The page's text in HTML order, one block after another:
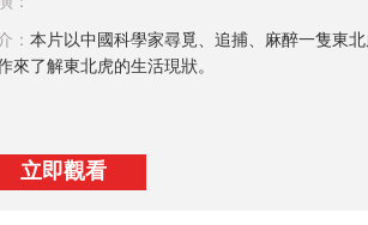
： 本片以中國科學家尋覓、追捕、麻醉一隻東
來了解東北虎的生活現狀。
立即觀看